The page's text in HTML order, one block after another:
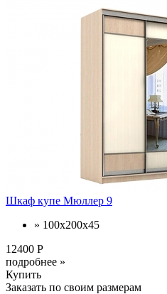
Шкаф купе Мюллер 9
» 100х200х45
12400 Р
подробнее »
Купить
Заказать по своим размерам